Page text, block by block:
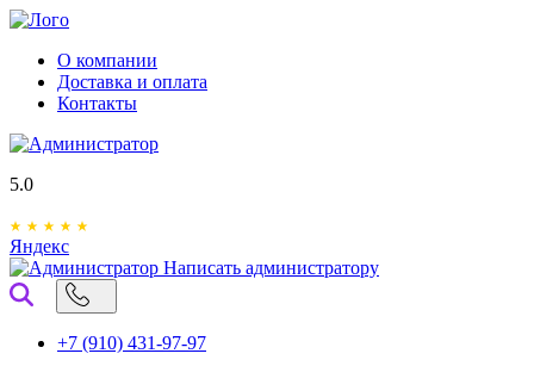
О компании
Доставка и оплата
Контакты
5.0
Яндекс
Написать администратору
+7 (910) 431-97-97